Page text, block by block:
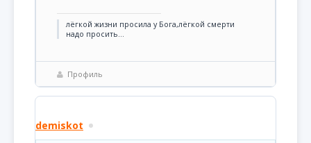
лёгкой жизни просила у Бога,лёгкой смерти
надо просить...
Профиль
demiskot